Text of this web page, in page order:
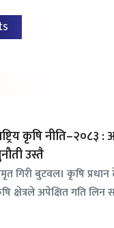
कृषि नीति–२०८३ :
उस्तै
गिरी बुटवल। कृषि
क्षेत्रले अपेक्षित गति